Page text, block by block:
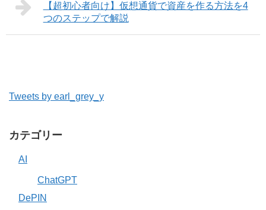
【超初心者向け】仮想通貨で資産を作る方法を4
つのステップで解説
Tweets by earl_grey_y
カテゴリー
AI
ChatGPT
DePIN